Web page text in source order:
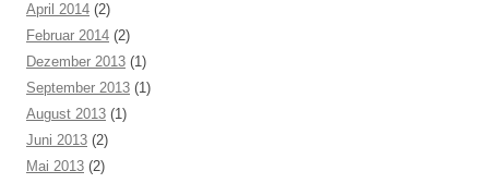
April 2014 (2)
Februar 2014 (2)
Dezember 2013 (1)
September 2013 (1)
August 2013 (1)
Juni 2013 (2)
Mai 2013 (2)